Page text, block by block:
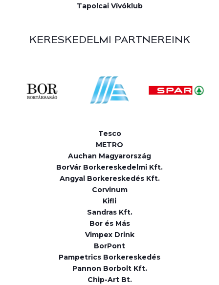
Tapolcai Vívóklub
KERESKEDELMI PARTNEREINK
Tesco
METRO
Auchan Magyarország
BorVár Borkereskedelmi Kft.
Angyal Borkereskedés Kft.
Corvinum
Kifli
Sandras Kft.
Bor és Más
Vimpex Drink
BorPont
Pampetrics Borkereskedés
Pannon Borbolt Kft.
Chip-Art Bt.